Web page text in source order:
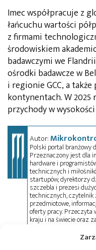
Imec współpracuje z
łańcuchu wartości
z firmami
środowiskiem
badawczymi we
ośrodki badawcze w
i regionie GCC, a
kontynentach. W
przychody w wysokości
Autor:
Polski portal branżowy
Przeznaczony jest dla
hardware i
technicznych i
startupów, dyrektorzy
szczebla i prezesi
technicznych,
przedmiotowe,
oferty pracy. Przeczyta
kraju i na świecie oraz
szkoleniach i
patrona medialnego
i seminariów.